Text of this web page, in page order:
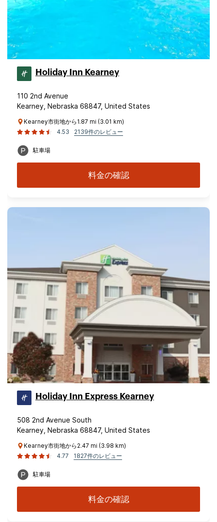
Holiday Inn Kearney
110 2nd Avenue
Kearney, Nebraska 68847, United States
Kearney市街地から1.87 mi (3.01 km)
4.53
2139件のレビュー
駐車場
料金の確認
Holiday Inn Express Kearney
508 2nd Avenue South
Kearney, Nebraska 68847, United States
Kearney市街地から2.47 mi (3.98 km)
4.77
1827件のレビュー
駐車場
料金の確認